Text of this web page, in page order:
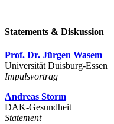
Statements & Diskussion
Prof. Dr. Jürgen Wasem
Universität Duisburg-Essen
Impulsvortrag
Andreas Storm
DAK-Gesundheit
Statement